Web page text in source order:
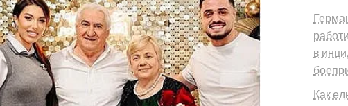
в
Как